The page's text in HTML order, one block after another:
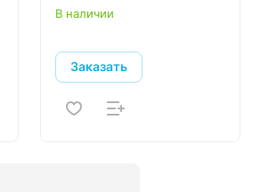
В наличии
Заказать